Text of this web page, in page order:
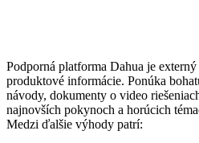
Podporná platforma Dahua je
produktové informácie. Ponúka
návody, dokumenty o video
najnovších pokynoch a horúcich
Medzi ďalšie výhody patrí: